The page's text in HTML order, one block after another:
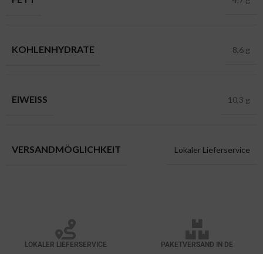
KOHLENHYDRATE 8,6 g
EIWEISS 10,3 g
VERSANDMÖGLICHKEIT Lokaler Lieferservice
LOKALER LIEFERSERVICE
PAKETVERSAND IN DE